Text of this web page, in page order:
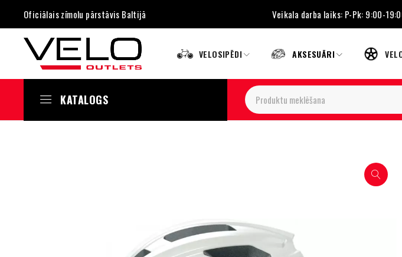
Oficiālais zīmolu pārstāvis Baltijā Veikala darba laiks: P-Pk: 9:00-
VELOSIPĒDI AKSESUĀRI
KATALOGS